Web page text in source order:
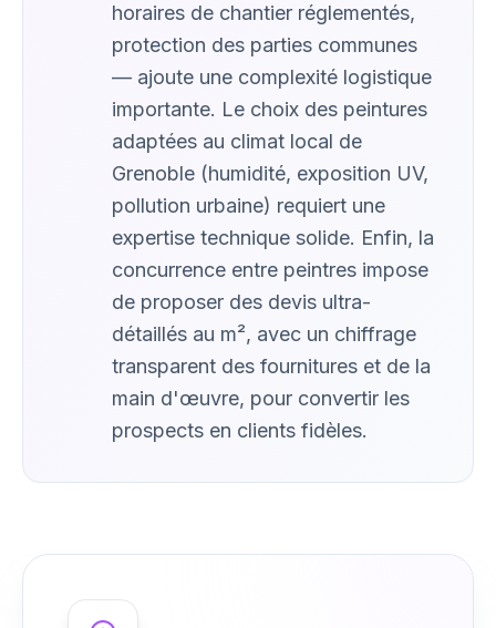
horaires de chantier réglementés,
protection des parties communes
— ajoute une complexité logistique
importante. Le choix des peintures
adaptées au climat local de
Grenoble (humidité, exposition UV,
pollution urbaine) requiert une
expertise technique solide. Enfin, la
concurrence entre peintres impose
de proposer des devis ultra-
détaillés au m², avec un chiffrage
transparent des fournitures et de la
main d'œuvre, pour convertir les
prospects en clients fidèles.